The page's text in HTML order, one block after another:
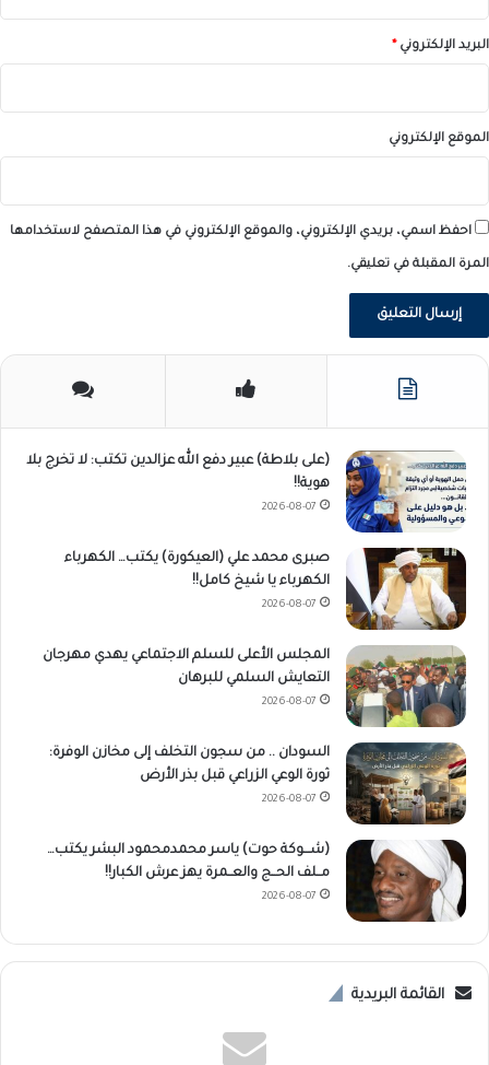
البريد الإلكتروني*
الموقع الإلكتروني
احفظ اسمي، بريدي الإلكتروني، والموقع الإلكتروني في هذا المتصفح لاستخدامها
المرة المقبلة في تعليقي.
(على بلاطة) عبير دفع الله عزالدين تكتب: لا تخرج بلا
هوية!!
2026-08-07
صبرى محمد علي (العيكورة) يكتب… الكهرباء
الكهرباء يا شيخ كامل!!
2026-08-07
المجلس الأعلى للسلم الاجتماعي يهدي مهرجان
التعايش السلمي للبرهان
2026-08-07
السودان .. من سجون التخلف إلى مخازن الوفرة:
ثورة الوعي الزراعي قبل بذر الأرض
2026-08-07
(شـــوكة حوت) ياسر محمدمحمود البشر يكتب…
مــلف الحــج والعــمرة يهز عرش الكبار!!
2026-08-07
القائمة البريدية